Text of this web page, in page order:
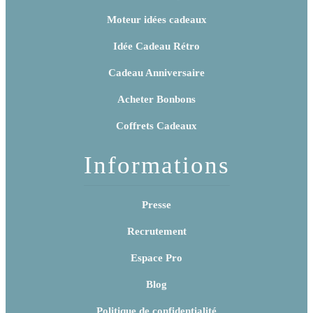
Moteur idées cadeaux
Idée Cadeau Rétro
Cadeau Anniversaire
Acheter Bonbons
Coffrets Cadeaux
Informations
Presse
Recrutement
Espace Pro
Blog
Politique de confidentialité